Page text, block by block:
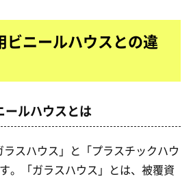
ビニールハウスとの違
ールハウスとは
スハウス」と「プラスチックハウ
。「ガラスハウス」とは、被覆資